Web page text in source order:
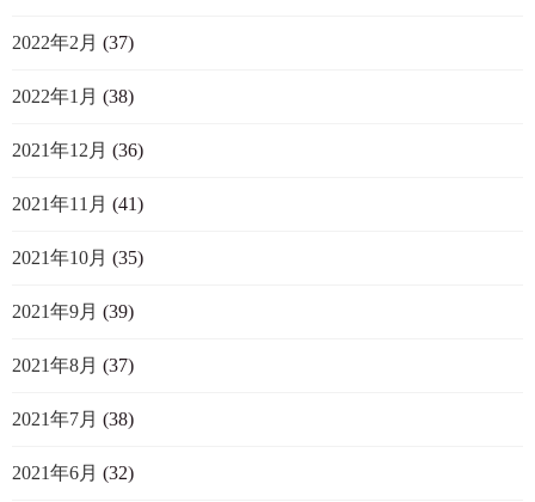
2022年2月 (37)
2022年1月 (38)
2021年12月 (36)
2021年11月 (41)
2021年10月 (35)
2021年9月 (39)
2021年8月 (37)
2021年7月 (38)
2021年6月 (32)